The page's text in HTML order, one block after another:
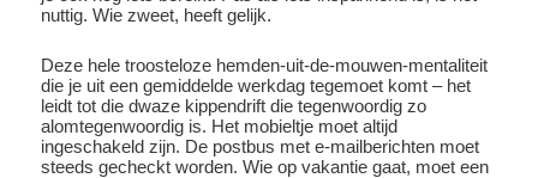
nuttig. Wie zweet, heeft gelijk.
Deze hele troosteloze hemden-uit-de-mouwen-mentaliteit
die je uit een gemiddelde werkdag tegemoet komt – het
leidt tot die dwaze kippendrift die tegenwoordig zo
alomtegenwoordig is. Het mobieltje moet altijd
ingeschakeld zijn. De postbus met e-mailberichten moet
steeds gecheckt worden. Wie op vakantie gaat, moet een